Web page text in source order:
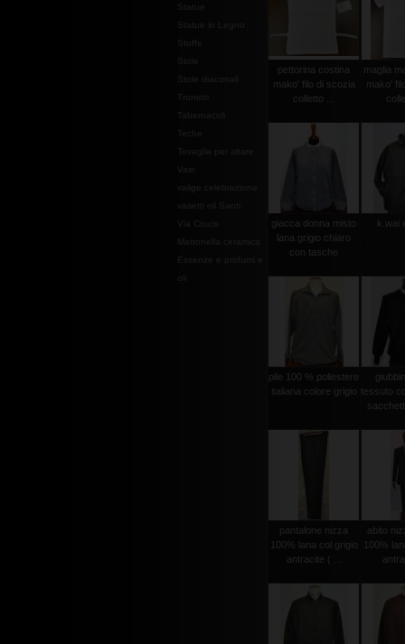
Statue
Statue in Legno
Stoffe
Stole
Stole diaconali
Tabernacoli
valige celebrazione
Mattonella ceramica
Essenze e profumi e
pettorina costina
mako' filo di scozia
colletto ...
maglia
mako'
giacca donna misto
lana grigio chiaro
con tasche
k.wai
pile 100 % poliestere
italiana colore grigio
tessuto
pantalone nizza
100% lana col.grigio
antracite ( ...
abito
100%